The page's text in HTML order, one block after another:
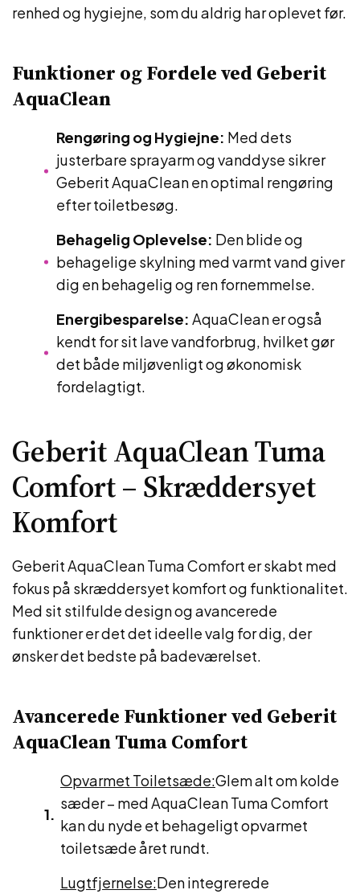
renhed og hygiejne, som du aldrig har oplevet før.
Funktioner og Fordele ved Geberit
AquaClean
Rengøring og Hygiejne: Med dets
justerbare sprayarm og vanddyse sikrer
Geberit AquaClean en optimal rengøring
efter toiletbesøg.
Behagelig Oplevelse: Den blide og
behagelige skylning med varmt vand giver
dig en behagelig og ren fornemmelse.
Energibesparelse: AquaClean er også
kendt for sit lave vandforbrug, hvilket gør
det både miljøvenligt og økonomisk
fordelagtigt.
Geberit AquaClean Tuma
Comfort – Skræddersyet
Komfort
Geberit AquaClean Tuma Comfort er skabt med
fokus på skræddersyet komfort og funktionalitet.
Med sit stilfulde design og avancerede
funktioner er det det ideelle valg for dig, der
ønsker det bedste på badeværelset.
Avancerede Funktioner ved Geberit
AquaClean Tuma Comfort
Opvarmet Toiletsæde:Glem alt om kolde
sæder – med AquaClean Tuma Comfort
kan du nyde et behageligt opvarmet
toiletsæde året rundt.
Lugtfjernelse:Den integrerede